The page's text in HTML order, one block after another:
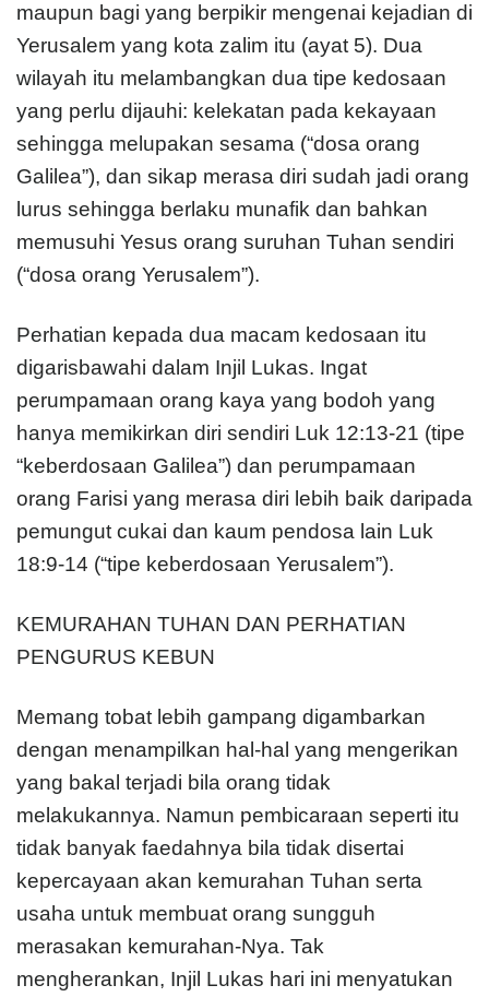
maupun bagi yang berpikir mengenai kejadian di
Yerusalem yang kota zalim itu (ayat 5). Dua
wilayah itu melambangkan dua tipe kedosaan
yang perlu dijauhi: kelekatan pada kekayaan
sehingga melupakan sesama (“dosa orang
Galilea”), dan sikap merasa diri sudah jadi orang
lurus sehingga berlaku munafik dan bahkan
memusuhi Yesus orang suruhan Tuhan sendiri
(“dosa orang Yerusalem”).
Perhatian kepada dua macam kedosaan itu
digarisbawahi dalam Injil Lukas. Ingat
perumpamaan orang kaya yang bodoh yang
hanya memikirkan diri sendiri Luk 12:13-21 (tipe
“keberdosaan Galilea”) dan perumpamaan
orang Farisi yang merasa diri lebih baik daripada
pemungut cukai dan kaum pendosa lain Luk
18:9-14 (“tipe keberdosaan Yerusalem”).
KEMURAHAN TUHAN DAN PERHATIAN
PENGURUS KEBUN
Memang tobat lebih gampang digambarkan
dengan menampilkan hal-hal yang mengerikan
yang bakal terjadi bila orang tidak
melakukannya. Namun pembicaraan seperti itu
tidak banyak faedahnya bila tidak disertai
kepercayaan akan kemurahan Tuhan serta
usaha untuk membuat orang sungguh
merasakan kemurahan-Nya. Tak
mengherankan, Injil Lukas hari ini menyatukan